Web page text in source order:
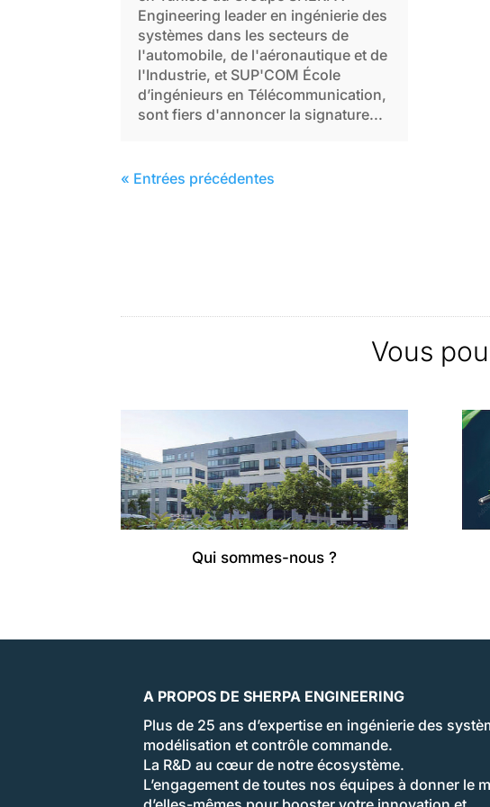
Engineering leader en ingénierie des
systèmes dans les secteurs de
l'automobile, de l'aéronautique et de
l'Industrie, et SUP'COM École
d’ingénieurs en Télécommunication,
sont fiers d'annoncer la signature...
« Entrées précédentes
Vous
Qui sommes-nous ?
A PROPOS DE SHERPA ENGINEERING
Plus de 25 ans d’expertise en ingénierie des
modélisation et contrôle commande.
La R&D au cœur de notre écosystème.
L’engagement de toutes nos équipes à donner le